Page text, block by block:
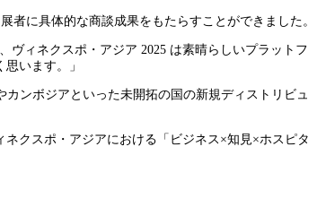
者に具体的な商談成果をもたらすことができました。
ヴィネクスポ・アジア 2025 は素晴らしいプラットフ
います。」
ンボジアといった未開拓の国の新規ディストリビュ
クスポ・アジアにおける「ビジネス×知見×ホスピタ